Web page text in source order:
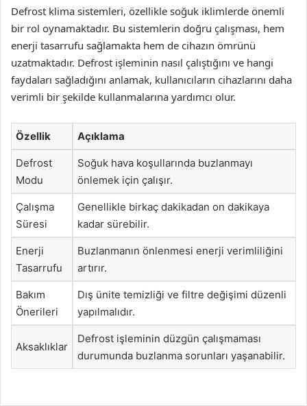
Defrost klima sistemleri, özellikle soğuk iklimlerde önemli
bir rol oynamaktadır. Bu sistemlerin doğru çalışması, hem
enerji tasarrufu sağlamakta hem de cihazın ömrünü
uzatmaktadır. Defrost işleminin nasıl çalıştığını ve hangi
faydaları sağladığını anlamak, kullanıcıların cihazlarını daha
verimli bir şekilde kullanmalarına yardımcı olur.
Özellik Açıklama
Defrost
Modu
Soğuk hava koşullarında buzlanmayı
önlemek için çalışır.
Çalışma
Süresi
Genellikle birkaç dakikadan on dakikaya
kadar sürebilir.
Enerji
Tasarrufu
Buzlanmanın önlenmesi enerji verimliliğini
artırır.
Bakım
Önerileri
Dış ünite temizliği ve filtre değişimi düzenli
yapılmalıdır.
Aksaklıklar
Defrost işleminin düzgün çalışmaması
durumunda buzlanma sorunları yaşanabilir.